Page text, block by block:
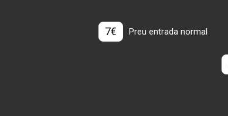
7€ Preu entrada normal